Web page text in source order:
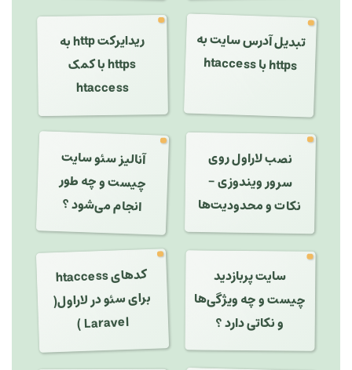
تبدیل آدرس سایت به
https باhtaccess
ریدایرکت http به
https با کمک
htaccess
نصب لاراول روی
سرور ویندوزی -
نکات و محدودیت‌ها
آنالیز سئو سایت
چیست و چه طور
انجام می‌شود ؟
سایت پربازدید
چیست و چه ویژگی‌ها
و نکاتی دارد ؟
کدهای
htaccess
برای سئو در لاراول(
Laravel )